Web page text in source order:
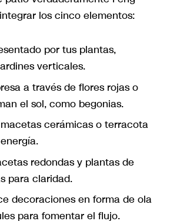
los cinco elementos:
por tus plantas,
verticales.
a través de flores rojas o
el sol, como begonias.
cerámicas o terracota
redondas y plantas de
para claridad.
decoraciones en forma de ola
para fomentar el flujo.